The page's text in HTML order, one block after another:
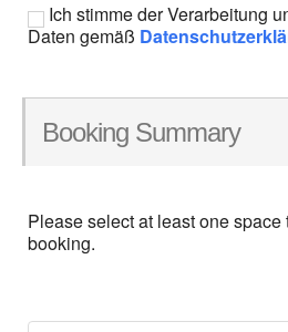
Ich stimme der Verarbeitung
Daten gemäß
Booking Summary
Please select at least one
booking.